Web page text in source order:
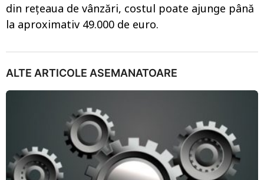
din rețeaua de vânzări, costul poate ajunge până
la aproximativ 49.000 de euro.
ALTE ARTICOLE ASEMANATOARE